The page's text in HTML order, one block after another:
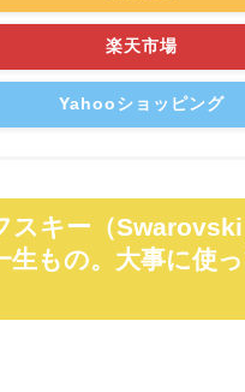
楽天市場
Yahooショッピング
スキー（
生もの。大事に使